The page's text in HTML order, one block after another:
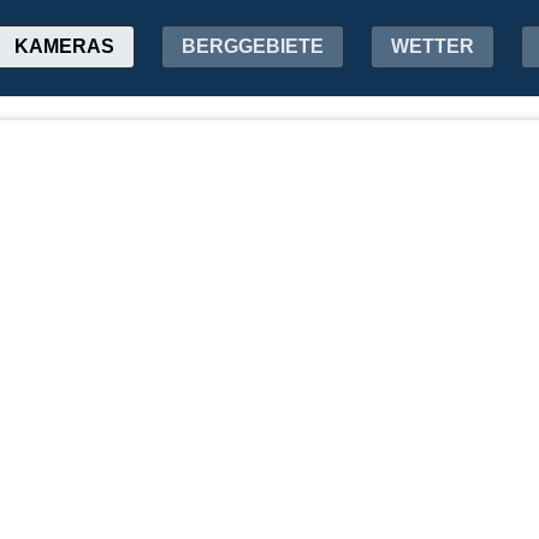
KAMERAS BERGGEBIETE WETTER